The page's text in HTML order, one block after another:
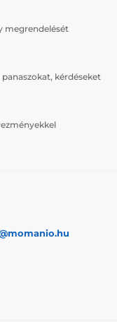
megrendelését
kérdéseket